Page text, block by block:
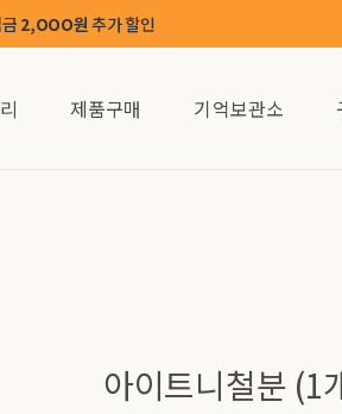
2,OOO원추가 할인
제품구매 기억보관소
아이트니철분 (1